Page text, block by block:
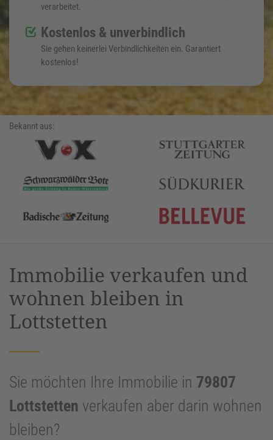
verarbeitet.
Kostenlos & unverbindlich
Sie gehen keinerlei Verbindlichkeiten ein. Garantiert
kostenlos!
Bekannt aus:
Immobilie verkaufen und
wohnen bleiben in
Lottstetten
Sie möchten Ihre Immobilie in 79807
Lottstetten verkaufen aber darin wohnen
bleiben?